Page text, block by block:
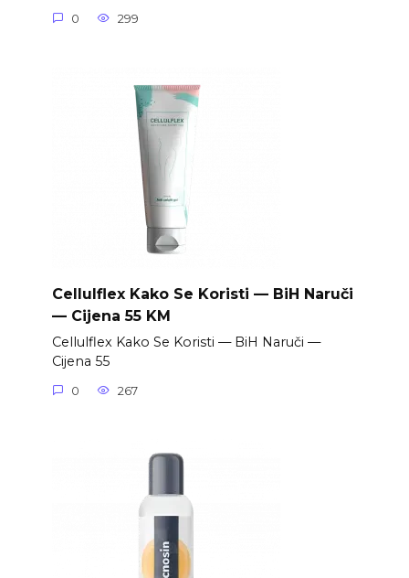
0 299
Cellulflex Kako Se Koristi — BiH Naruči
— Cijena 55 KM
Cellulflex Kako Se Koristi — BiH Naruči —
Cijena 55
0 267